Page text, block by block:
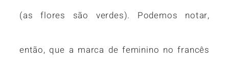
(as flores são verdes). Podemos notar,
então, que a marca de feminino no francês